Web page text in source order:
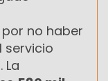
no haber
servicio
La